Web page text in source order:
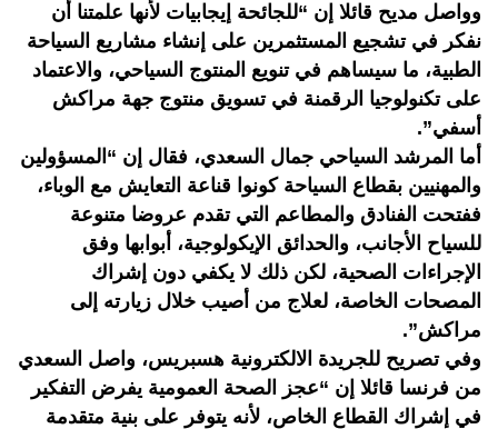
وواصل مديح قائلا إن “للجائحة إيجابيات لأنها علمتنا أن
نفكر في تشجيع المستثمرين على إنشاء مشاريع السياحة
الطبية، ما سيساهم في تنويع المنتوج السياحي، والاعتماد
على تكنولوجيا الرقمنة في تسويق منتوج جهة مراكش
أسفي”.
أما المرشد السياحي جمال السعدي، فقال إن “المسؤولين
والمهنيين بقطاع السياحة كونوا قناعة التعايش مع الوباء،
ففتحت الفنادق والمطاعم التي تقدم عروضا متنوعة
للسياح الأجانب، والحدائق الإيكولوجية، أبوابها وفق
الإجراءات الصحية، لكن ذلك لا يكفي دون إشراك
المصحات الخاصة، لعلاج من أصيب خلال زيارته إلى
مراكش”.
وفي تصريح للجريدة الالكترونية هسبريس، واصل السعدي
من فرنسا قائلا إن “عجز الصحة العمومية يفرض التفكير
في إشراك القطاع الخاص، لأنه يتوفر على بنية متقدمة